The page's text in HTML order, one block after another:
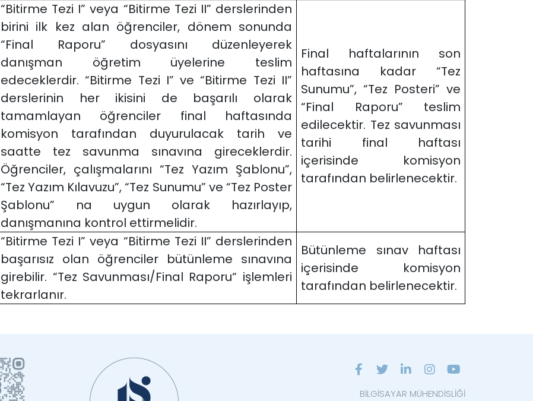
“Bitirme Tezi I” veya “Bitirme Tezi II” derslerinden
birini ilk kez alan öğrenciler, dönem sonunda
“Final Raporu” dosyasını düzenleyerek
danışman öğretim üyelerine teslim
edeceklerdir. “Bitirme Tezi I” ve “Bitirme Tezi II”
derslerinin her ikisini de başarılı olarak
tamamlayan öğrenciler final haftasında
komisyon tarafından duyurulacak tarih ve
saatte tez savunma sınavına gireceklerdir.
Öğrenciler, çalışmalarını “Tez Yazım Şablonu”,
“Tez Yazım Kılavuzu”, “Tez Sunumu” ve “Tez Poster
Şablonu” na uygun olarak hazırlayıp,
danışmanına kontrol ettirmelidir.
Final haftalarının son
haftasına kadar “Tez
Sunumu”, “Tez Posteri” ve
“Final Raporu” teslim
edilecektir. Tez savunması
tarihi final haftası
içerisinde komisyon
tarafından belirlenecektir.
“Bitirme Tezi I” veya “Bitirme Tezi II” derslerinden
başarısız olan öğrenciler bütünleme sınavına
girebilir. “Tez Savunması/Final Raporu“ işlemleri
tekrarlanır.
Bütünleme sınav haftası
içerisinde komisyon
tarafından belirlenecektir.
BİLGİSAYAR MÜHENDİSLİĞİ